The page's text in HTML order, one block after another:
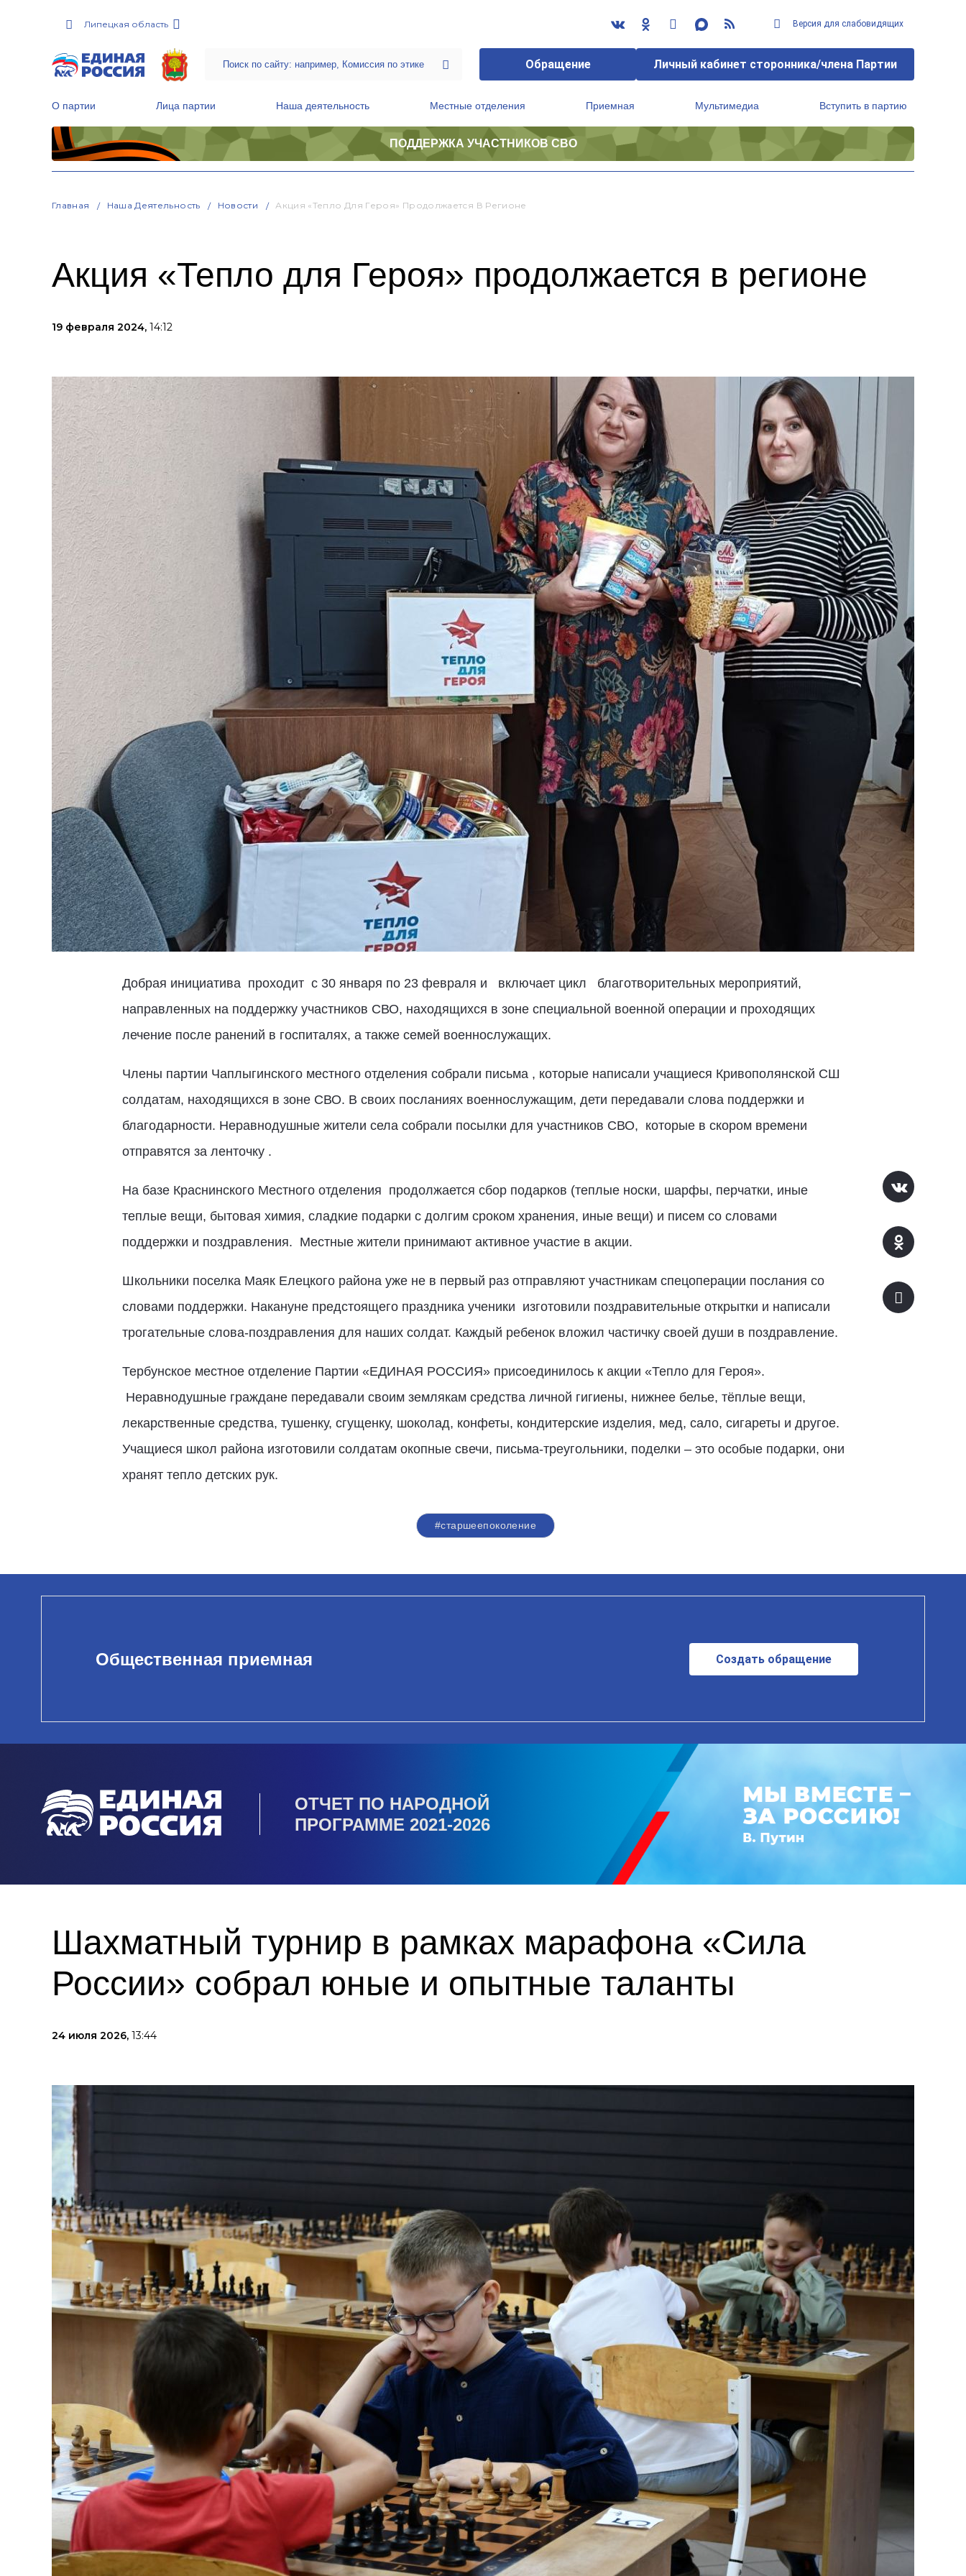
Липецкая область Версия для слабовидящих
Обращение Личный кабинет сторонника/члена Партии
О партии Лица партии Наша деятельность Местные отделения Приемная Мультимедиа Вступить в партию
ПОДДЕРЖКА УЧАСТНИКОВ СВО
Главная Наша Деятельность Новости Акция «Тепло Для Героя» Продолжается В Регионе
Акция «Тепло для Героя» продолжается в регионе
19 февраля 2024, 14:12
Добрая инициатива проходит с 30 января по 23 февраля и включает цикл
благотворительных мероприятий,
направленных на поддержку участников СВО, находящихся в зоне специальной военной операции и проходящих
лечение после ранений в госпиталях, а также семей военнослужащих.
Члены партии Чаплыгинского местного отделения собрали письма , которые написали учащиеся Кривополянской СШ
солдатам, находящихся в зоне СВО. В своих посланиях военнослужащим, дети передавали слова поддержки и
благодарности. Неравнодушные жители села собрали посылки для участников СВО, которые в скором времени
отправятся за ленточку .
На базе Краснинского Местного отделения продолжается сбор подарков (теплые носки, шарфы, перчатки, иные
теплые вещи, бытовая химия, сладкие подарки с долгим сроком хранения, иные вещи) и писем со словами
поддержки и поздравления. Местные жители принимают активное участие в акции.
Школьники поселка Маяк Елецкого района уже не в первый раз отправляют участникам спецоперации послания со
словами поддержки. Накануне предстоящего праздника ученики изготовили поздравительные открытки и написали
трогательные слова-поздравления для наших солдат. Каждый ребенок вложил частичку своей души в поздравление.
Тербунское местное отделение Партии «ЕДИНАЯ РОССИЯ» присоединилось к акции «Тепло для Героя».
Неравнодушные граждане передавали своим землякам средства личной гигиены, нижнее белье, тёплые вещи,
лекарственные средства, тушенку, сгущенку, шоколад, конфеты, кондитерские изделия, мед, сало, сигареты и другое.
Учащиеся школ района изготовили солдатам окопные свечи, письма-треугольники, поделки – это особые подарки, они
хранят тепло детских рук.
#старшеепоколение
Общественная приемная Создать обращение
ОТЧЕТ ПО НАРОДНОЙ
ПРОГРАММЕ 2021-2026
Шахматный турнир в рамках марафона «Сила
России» собрал юные и опытные таланты
24 июля 2026, 13:44